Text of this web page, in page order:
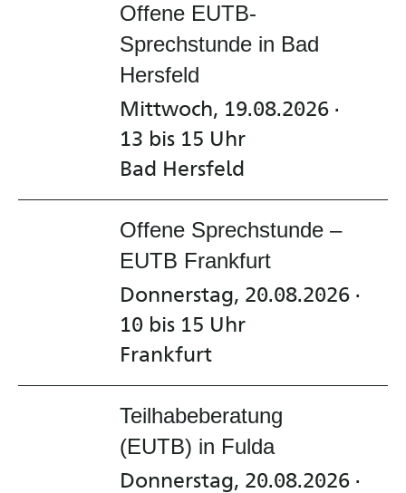
Offene EUTB-
Sprechstunde in Bad
Hersfeld
Mittwoch, 19.08.2026 ·
13 bis 15 Uhr
Bad Hersfeld
Offene Sprechstunde –
EUTB Frankfurt
Donnerstag, 20.08.2026 ·
10 bis 15 Uhr
Frankfurt
Teilhabeberatung
(EUTB) in Fulda
Donnerstag, 20.08.2026 ·